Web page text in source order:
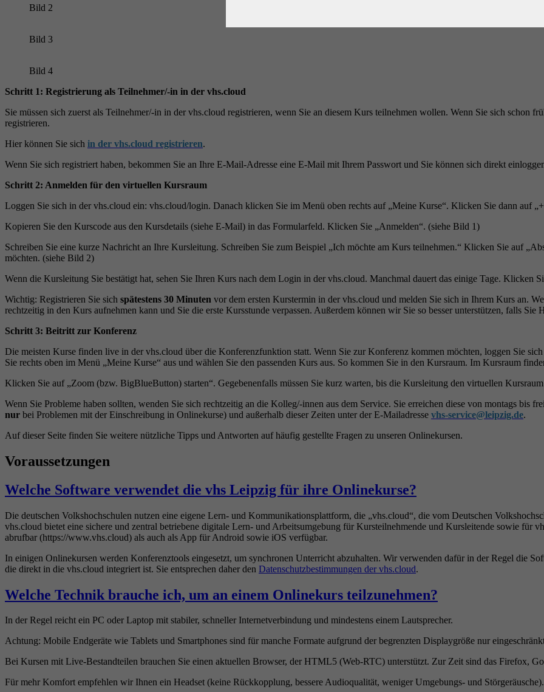
Bild 2
Bild 3
Bild 4
Schritt 1: Registrierung als Teilnehmer/-in in der vhs.cloud
Sie müssen sich zuerst als Teilnehmer/-in in der vhs.cloud registrieren, wenn Sie an diesem Kurs teilnehmen wollen. Wenn Sie sich schon
registrieren.
Hier können Sie sich in der vhs.cloud registrieren.
Wenn Sie sich registriert haben, bekommen Sie an Ihre E-Mail-Adresse eine E-Mail mit Ihrem Passwort und Sie können sich direkt
Schritt 2: Anmelden für den virtuellen Kursraum
Loggen Sie sich in der vhs.cloud ein: vhs.cloud/login. Danach klicken Sie im Menü oben rechts auf „Meine Kurse“. Klicken Sie dann auf
Kopieren Sie den Kurscode aus den Kursdetails (siehe E-Mail) in das Formularfeld. Klicken Sie „Anmelden“. (siehe Bild 1)
Schreiben Sie eine kurze Nachricht an Ihre Kursleitung. Schreiben Sie zum Beispiel „Ich möchte am Kurs teilnehmen.“ Klicken Sie auf
möchten. (siehe Bild 2)
Wenn die Kursleitung Sie bestätigt hat, sehen Sie Ihren Kurs nach dem Login in der vhs.cloud. Manchmal dauert das einige Tage. Klicken
Wichtig: Registrieren Sie sich spätestens 30 Minuten vor dem ersten Kurstermin in der vhs.cloud und melden Sie sich in Ihrem Kurs an.
rechtzeitig in den Kurs aufnehmen kann und Sie die erste Kursstunde verpassen. Außerdem können wir Sie so besser unterstützen, falls Sie
Schritt 3: Beitritt zur Konferenz
Die meisten Kurse finden live in der vhs.cloud über die Konferenzfunktion statt. Wenn Sie zur Konferenz kommen möchten, loggen Sie
Sie rechts oben im Menü „Meine Kurse“ aus und wählen Sie den passenden Kurs aus. So kommen Sie in den Kursraum. Im Kursraum
Klicken Sie auf „Zoom (bzw. BigBlueButton) starten“. Gegebenenfalls müssen Sie kurz warten, bis die Kursleitung den virtuellen Kursraum
Wenn Sie Probleme haben sollten, wenden Sie sich rechtzeitig an die Kolleg/-innen aus dem Service. Sie erreichen diese von montags bis
nur bei Problemen mit der Einschreibung in Onlinekurse) und außerhalb dieser Zeiten unter der E-Mailadresse vhs-service@leipzig.de.
Auf dieser Seite finden Sie weitere nützliche Tipps und Antworten auf häufig gestellte Fragen zu unseren Onlinekursen.
Voraussetzungen
Welche Software verwendet die vhs Leipzig für ihre Onlinekurse?
Die deutschen Volkshochschulen nutzen eine eigene Lern- und Kommunikationsplattform, die „vhs.cloud“, die vom Deutschen
vhs.cloud bietet eine sichere und zentral betriebene digitale Lern- und Arbeitsumgebung für Kursteilnehmende und Kursleitende sowie für
abrufbar (https://www.vhs.cloud) als auch als App für Android sowie iOS verfügbar.
In einigen Onlinekursen werden Konferenztools eingesetzt, um synchronen Unterricht abzuhalten. Wir verwenden dafür in der Regel die
die direkt in die vhs.cloud integriert ist. Sie entsprechen daher den Datenschutzbestimmungen der vhs.cloud.
Welche Technik brauche ich, um an einem Onlinekurs teilzunehmen?
In der Regel reicht ein PC oder Laptop mit stabiler, schneller Internetverbindung und mindestens einem Lautsprecher.
Achtung: Mobile Endgeräte wie Tablets und Smartphones sind für manche Formate aufgrund der begrenzten Displaygröße nur
Bei Kursen mit Live-Bestandteilen brauchen Sie einen aktuellen Browser, der HTML5 (Web-RTC) unterstützt. Zur Zeit sind das Firefox,
Für mehr Komfort empfehlen wir Ihnen ein Headset (keine Rückkopplung, bessere Audioqualität, weniger Umgebungs- und Störgeräusche).